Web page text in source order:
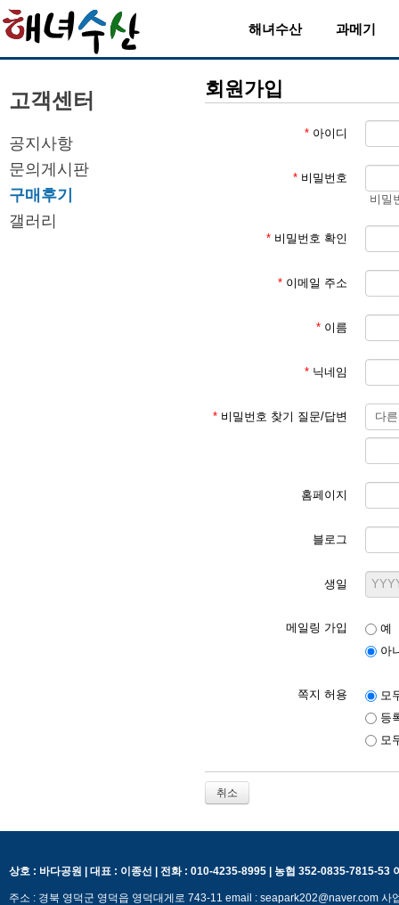
해녀수산 과메기
고객센터
공지사항
문의게시판
구매후기
갤러리
회원가입
* 아이디
* 비밀번호
비밀
* 비밀번호 확인
* 이메일 주소
* 이름
* 닉네임
* 비밀번호 찾기 질문/답변
홈페이지
블로그
생일
메일링 가입
예
아
쪽지 허용
모
등
모
취소
상호 : 바다공원 | 대표 : 이종선 | 전화 : 010-4235-8995 | 농협 352-0835-7815-53
주소 : 경북 영덕군 영덕읍 영덕대게로 743-11 email : seapark202@naver.com